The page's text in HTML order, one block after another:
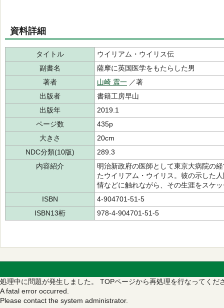
資料詳細
タイトル
ウイリアム・ウイリス伝
副書名
薩摩に英国医学をもたらした男
著者
山崎 震一 ／著
出版者
書籍工房早山
出版年
2019.1
ページ数
435p
大きさ
20cm
NDC分類(10版)
289.3
内容紹介
明治新政府の医師として東京大病院の
たウイリアム・ウイリス。彼の示した
情などに触れながら、その生涯をスケ
ISBN
4-904701-51-5
ISBN13桁
978-4-904701-51-5
処理中に問題が発生しました。 TOPページから再処理を行なってくだ
A fatal error occurred.
Please contact the system administrator.